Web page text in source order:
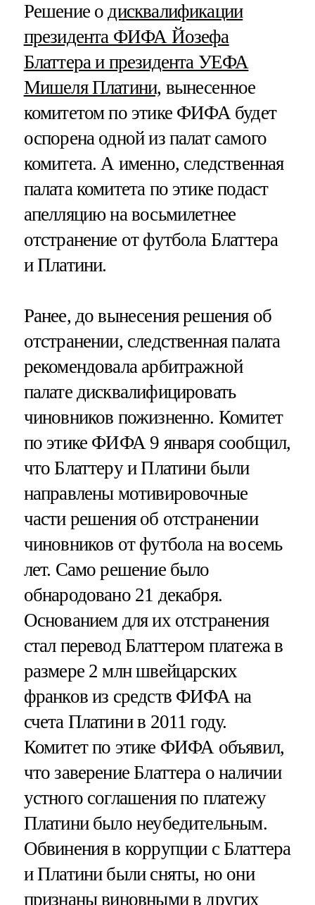
Решение одисквалификации
президента ФИФА Йозефа
Блаттера и президента УЕФА
Мишеля Платини, вынесенное
комитетом по этике ФИФА будет
оспорена одной из палат самого
комитета. А именно, следственная
палата комитета по этике подаст
апелляцию на восьмилетнее
отстранение от футбола Блаттера
и Платини.
Ранее, до вынесения решения об
отстранении, следственная палата
рекомендовала арбитражной
палате дисквалифицировать
чиновников пожизненно. Комитет
по этике ФИФА 9 января сообщил,
что Блаттеру и Платини были
направлены мотивировочные
части решения об отстранении
чиновников от футбола на восемь
лет. Само решение было
обнародовано 21 декабря.
Основанием для их отстранения
стал перевод Блаттером платежа в
размере 2 млн швейцарских
франков из средств ФИФА на
счета Платини в 2011 году.
Комитет по этике ФИФА объявил,
что заверение Блаттера о наличии
устного соглашения по платежу
Платини было неубедительным.
Обвинения в коррупции с Блаттера
и Платини были сняты, но они
признаны виновными в других